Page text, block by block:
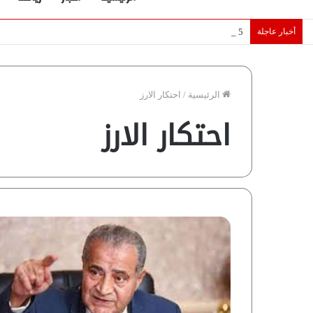
أخبار عاجلة 5 نجوم عرب يخطفون الأضواء بسوق الانتقالات الأوروبية 2026.. “رؤية” تكشف التفاصيل | إنفوجراف
الرئيسية / احتكار الارز
احتكار الارز